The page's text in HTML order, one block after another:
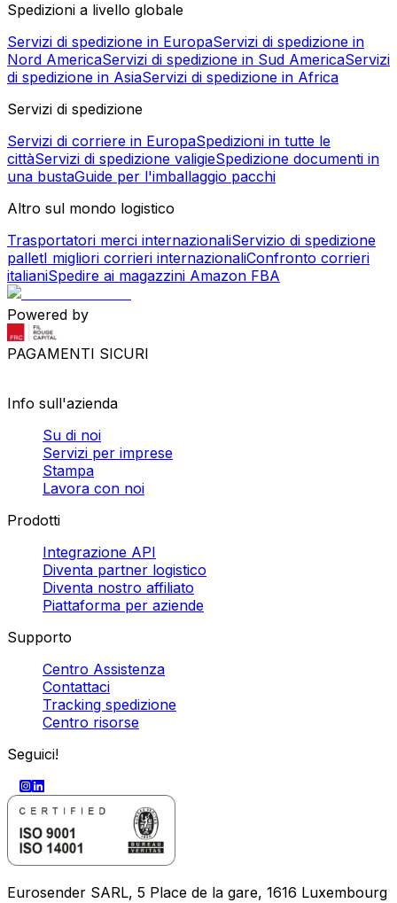
Spedizioni a livello globale
Servizi di spedizione in EuropaServizi di spedizione in
Nord AmericaServizi di spedizione in Sud AmericaServizi
di spedizione in AsiaServizi di spedizione in Africa
Servizi di spedizione
Servizi di corriere in EuropaSpedizioni in tutte le
cittàServizi di spedizione valigieSpedizione documenti in
una bustaGuide per l'imballaggio pacchi
Altro sul mondo logistico
Trasportatori merci internazionaliServizio di spedizione
palletI migliori corrieri internazionaliConfronto corrieri
italianiSpedire ai magazzini Amazon FBA
Powered by
PAGAMENTI SICURI
Info sull'azienda
Su di noi
Servizi per imprese
Stampa
Lavora con noi
Prodotti
Integrazione API
Diventa partner logistico
Diventa nostro affiliato
Piattaforma per aziende
Supporto
Centro Assistenza
Contattaci
Tracking spedizione
Centro risorse
Seguici!
Eurosender SARL, 5 Place de la gare, 1616 Luxembourg